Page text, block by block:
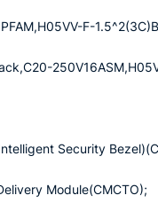
F-
Security
Module(CMCTO);